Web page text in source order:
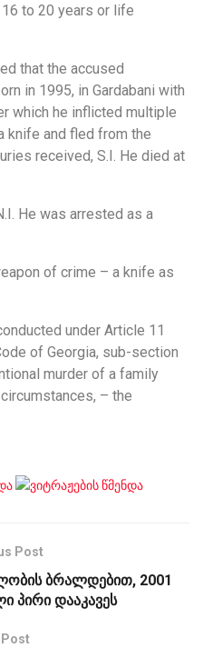
to 20 years or life
that the accused
in 1995, in Gardabani with
which he inflicted multiple
knife and fled from the
received, S.I. He died at
He was arrested as a
of crime – a knife as
under Article 11
of Georgia, sub-section
murder of a family
– the
Post
ბრალდებით, 2001
პირი დააკავეს
Post